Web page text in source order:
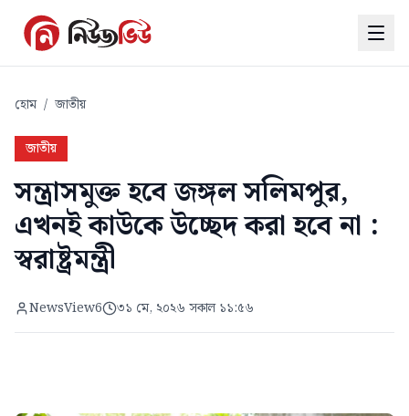
হোম / জাতীয়
জাতীয়
সন্ত্রাসমুক্ত হবে জঙ্গল সলিমপুর,
এখনই কাউকে উচ্ছেদ করা হবে না :
স্বরাষ্ট্রমন্ত্রী
NewsView6 ৩১ মে, ২০২৬ সকাল ১১:৫৬